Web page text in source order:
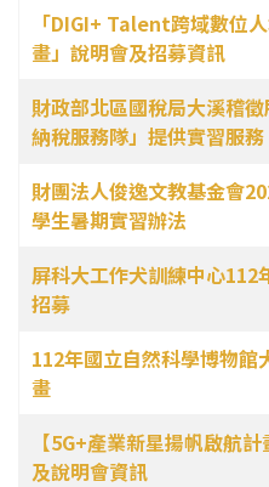
「DIGI+ Talent跨域數位
畫」說明會及招募資訊
財政部北區國稅局大溪稽
納稅服務隊」提供實習服務
財團法人俊逸文教基金會
學生暑期實習辦法
屏科大工作犬訓練中心112
招募
112年國立自然科學博物館
畫
【5G+產業新星揚帆啟航
及說明會資訊